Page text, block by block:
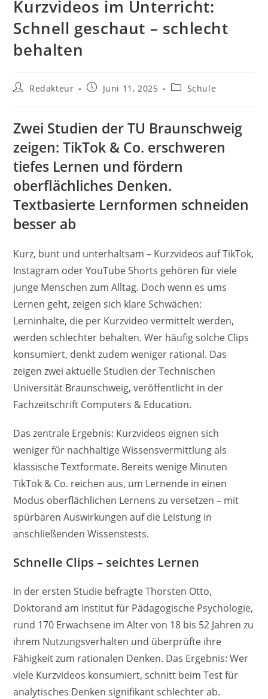
Kurzvideos im Unterricht:
Schnell geschaut – schlecht
behalten
Beitrags-
Redakteur
BeitragJuni 11, 2025
Beitrags-
Schule
Zwei Studien der TU Braunschweig
zeigen: TikTok & Co. erschweren
tiefes Lernen und fördern
oberflächliches Denken.
Textbasierte Lernformen schneiden
besser ab
Kurz, bunt und unterhaltsam – Kurzvideos auf TikTok,
Instagram oder YouTube Shorts gehören für viele
junge Menschen zum Alltag. Doch wenn es ums
Lernen geht, zeigen sich klare Schwächen:
Lerninhalte, die per Kurzvideo vermittelt werden,
werden schlechter behalten. Wer häufig solche Clips
konsumiert, denkt zudem weniger rational. Das
zeigen zwei aktuelle Studien der Technischen
Universität Braunschweig, veröffentlicht in der
Fachzeitschrift Computers & Education.
Das zentrale Ergebnis: Kurzvideos eignen sich
weniger für nachhaltige Wissensvermittlung als
klassische Textformate. Bereits wenige Minuten
TikTok & Co. reichen aus, um Lernende in einen
Modus oberflächlichen Lernens zu versetzen – mit
spürbaren Auswirkungen auf die Leistung in
anschließenden Wissenstests.
Schnelle Clips – seichtes Lernen
In der ersten Studie befragte Thorsten Otto,
Doktorand am Institut für Pädagogische Psychologie,
rund 170 Erwachsene im Alter von 18 bis 52 Jahren zu
ihrem Nutzungsverhalten und überprüfte ihre
Fähigkeit zum rationalen Denken. Das Ergebnis: Wer
viele Kurzvideos konsumiert, schnitt beim Test für
analytisches Denken signifikant schlechter ab.